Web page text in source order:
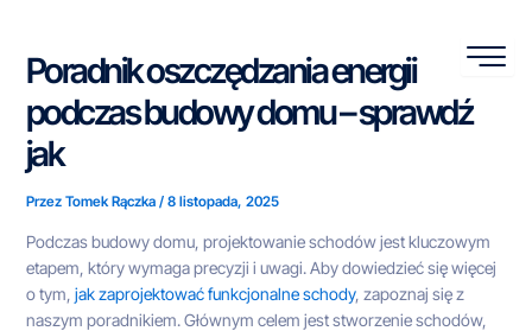
treściPoradnik oszczędzania energii
podczas budowy domu – sprawdź
jak
Przez Tomek Rączka / 8 listopada, 2025
Podczas budowy domu, projektowanie schodów jest kluczowym
etapem, który wymaga precyzji i uwagi. Aby dowiedzieć się więcej
o tym, jak zaprojektować funkcjonalne schody, zapoznaj się z
naszym poradnikiem. Głównym celem jest stworzenie schodów,